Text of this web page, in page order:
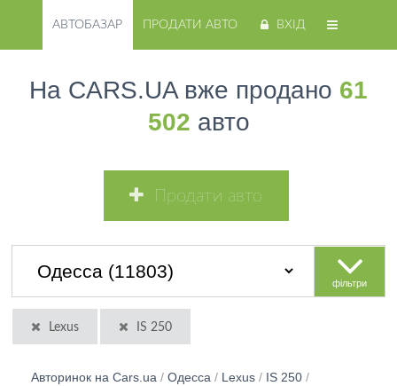
АВТОБАЗАР ПРОДАТИ АВТО ВХІД
На CARS.UA вже продано 61
502 авто
Продати авто
фільтри
Lexus IS 250
Авторинок на Cars.ua / Одесса / Lexus / IS 250 /